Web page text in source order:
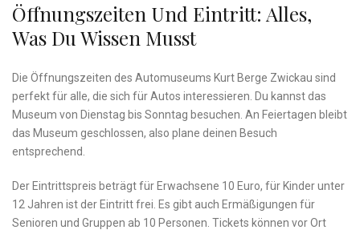
Öffnungszeiten Und Eintritt: Alles,‌
Was Du Wissen Musst
Die⁣ Öffnungszeiten⁤ des Automuseums Kurt Berge Zwickau ‌sind‌
perfekt⁣ für alle, die sich für Autos interessieren. Du kannst das
Museum von Dienstag bis ​Sonntag besuchen.‌ An Feiertagen ⁤bleibt
das Museum⁢ geschlossen, also plane deinen Besuch
entsprechend.
Der Eintrittspreis beträgt für ‍Erwachsene 10 ‍Euro, für Kinder unter
12⁣ Jahren ist der Eintritt frei.⁤ Es gibt ⁣auch Ermäßigungen für
Senioren und Gruppen ab 10 Personen. Tickets‌ können ‍vor Ort